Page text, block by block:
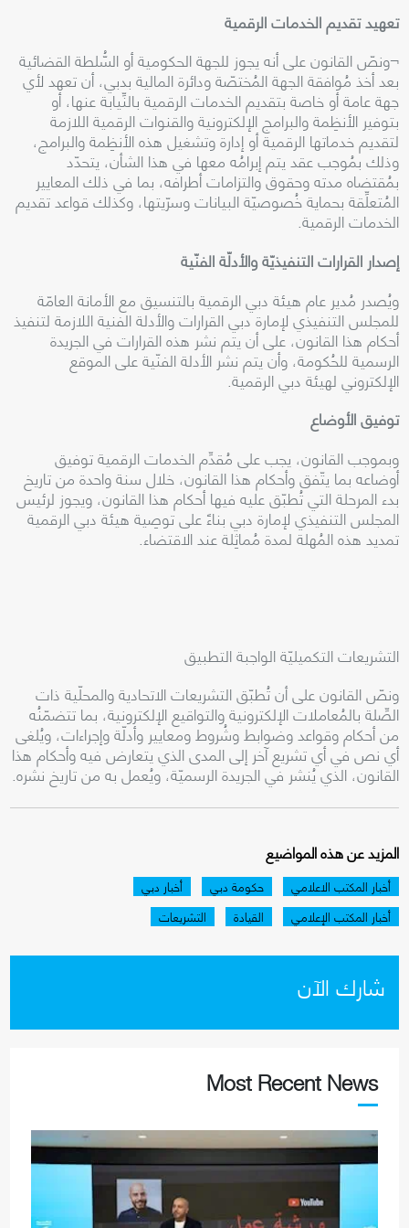
تعهيد تقديم الخدمات الرقمية
¬ونصّ القانون على أنه يجوز للجهة الحكومية أو السُّلطة القضائية
بعد أخذ مُوافقة الجهة المُختصّة ودائرة المالية بدبي، أن تعهد لأي
جهة عامة أو خاصة بتقديم الخدمات الرقمية بالنِّيابة عنها، أو
بتوفير الأنظِمة والبرامج الإلكترونية والقنوات الرقمية اللازمة
لتقديم خدماتها الرقمية أو إدارة وتشغيل هذه الأنظِمة والبرامج،
وذلك بمُوجب عقد يتم إبرامُه معها في هذا الشأن، يتحدّد
بمُقتضاه مدته وحقوق والتزامات أطرافه، بما في ذلك المعايير
المُتعلِّقة بحماية خُصوصيّة البيانات وسرّيتها، وكذلك قواعد تقديم
الخدمات الرقمية.
إصدار القرارات التنفيذيّة والأدلّة الفنّية
ويُصدر مُدير عام هيئة دبي الرقمية بالتنسيق مع الأمانة العامّة
للمجلس التنفيذي لإمارة دبي القرارات والأدلة الفنية اللازمة لتنفيذ
أحكام هذا القانون، على أن يتم نشر هذه القرارات في الجريدة
الرسمية للحُكومة، وأن يتم نشر الأدلة الفنّية على الموقع
الإلكتروني لهيئة دبي الرقمية.
توفيق الأوضاع
وبموجب القانون، يجب على مُقدِّم الخدمات الرقمية توفيق
أوضاعه بما يتّفق وأحكام هذا القانون، خلال سنة واحدة من تاريخ
بدء المرحلة التي تُطبّق عليه فيها أحكام هذا القانون، ويجوز لرئيس
المجلس التنفيذي لإمارة دبي بناءً على توصِية هيئة دبي الرقمية
تمديد هذه المُهلة لمدة مُماثِلة عند الاقتضاء.
التشريعات التكميليّة الواجبة التطبيق
ونصّ القانون على أن تُطبّق التشريعات الاتحادية والمحلّية ذات
الصِّلة بالمُعاملات الإلكترونية والتواقيع الإلكترونية، بما تتضمّنُه
من أحكام وقواعد وضوابط وشُروط ومعايير وأدلّة وإجراءات، ويُلغى
أي نص في أي تشريع آخر إلى المدى الذي يتعارض فيه وأحكام هذا
القانون، الذي يُنشر في الجريدة الرسميّة، ويُعمل به من تاريخ نشره.
المزيد عن هذه المواضيع
أخبار المكتب الاعلامي حكومة دبي
أخبار دبي
أخبار المكتب الإعلامي
القيادة التشريعات
شارك الآن
Most Recent News